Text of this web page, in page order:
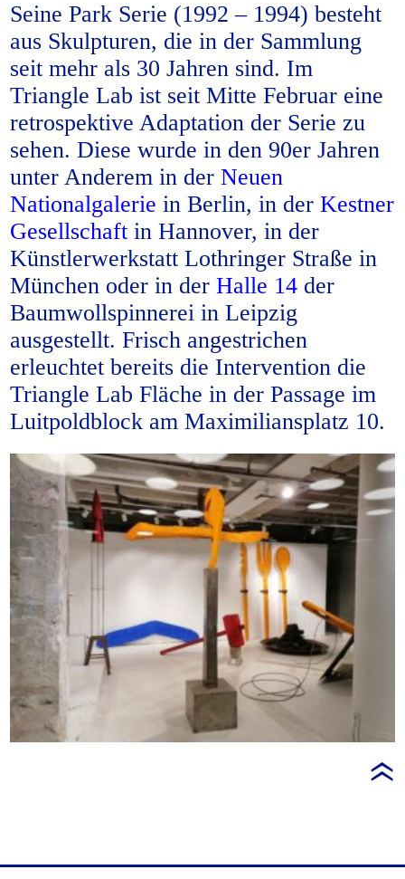
Seine Park Serie (1992 – 1994) besteht
aus Skulpturen, die in der Sammlung
seit mehr als 30 Jahren sind. Im
Triangle Lab ist seit Mitte Februar eine
retrospektive Adaptation der Serie zu
sehen. Diese wurde in den 90er Jahren
unter Anderem in derNeuen
Nationalgalerie in Berlin, in derKestner
Gesellschaft in Hannover, in der
Künstlerwerkstatt Lothringer Straße in
München oder in derHalle 14 der
Baumwollspinnerei in Leipzig
ausgestellt. Frisch angestrichen
erleuchtet bereits die Intervention die
Triangle Lab Fläche in der Passage im
Luitpoldblock am Maximiliansplatz 10.